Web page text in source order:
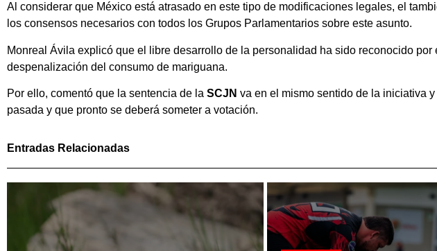
Al considerar que México está atrasado en este tipo de modificaciones legales, el
los consensos necesarios con todos los Grupos Parlamentarios sobre este asunto.
Monreal Ávila explicó que el libre desarrollo de la personalidad ha sido reconocido
despenalización del consumo de mariguana.
Por ello, comentó que la sentencia de la SCJN va en el mismo sentido de la iniciativa
pasada y que pronto se deberá someter a votación.
Entradas Relacionadas